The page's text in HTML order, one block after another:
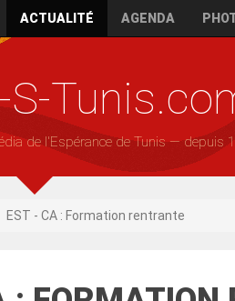
ACTUALITÉ AGENDA
S-
de l'Espérance de Tunis — depuis
EST - CA : Formation rentrante